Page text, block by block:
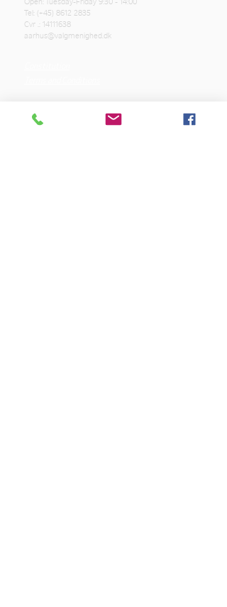
Tel: (+45) 8612 2835
Cvr .: 14111638
aarhus@valgmenighed.dk